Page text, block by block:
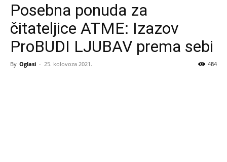
Posebna ponuda za
čitateljice ATME: Izazov
ProBUDI LJUBAV prema sebi
By Oglasi - 25. kolovoza 2021. 484